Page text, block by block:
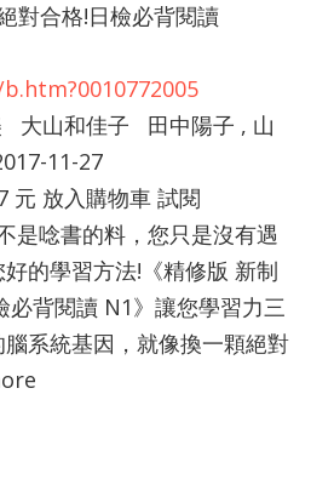
對合格!日檢必背閱讀
大山和佳子 田中陽子 , 山
11-27
元 放入購物車 試閱
是唸書的料，您只是沒有遇
的學習方法!《精修版 新制
必背閱讀 N1》讓您學習力三
系統基因，就像換一顆絕對